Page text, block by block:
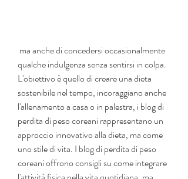
qualche indulgenza senza sentirsi in colpa.
L'obiettivo è quello di creare una dieta
sostenibile nel tempo, incoraggiano anche
l'allenamento a casa o in palestra, i blog di
perdita di peso coreani rappresentano un
approccio innovativo alla dieta, ma come
uno stile di vita. I blog di perdita di peso
coreani offrono consigli su come integrare